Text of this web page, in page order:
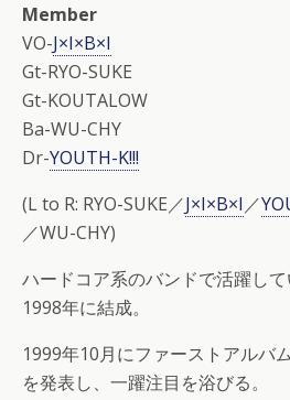
Member
VO-J×I×B×I
Gt-RYO-SUKE
Gt-KOUTALOW
Ba-WU-CHY
Dr-YOUTH-K!!!
(L to R: RYO-SUKE／J×I×B×I ／
／WU-CHY)
ハードコア系のバンドで活躍し
1998年に結成。
1999年10月にファーストアルバム
を発表し、一躍注目を浴びる。